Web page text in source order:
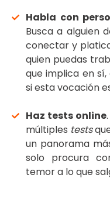
Habla con
Busca a alguien
conectar y
quien puedas
que implica en
si esta vocación
Haz tests online
múltiples tests
un panorama
solo procura
temor a lo que